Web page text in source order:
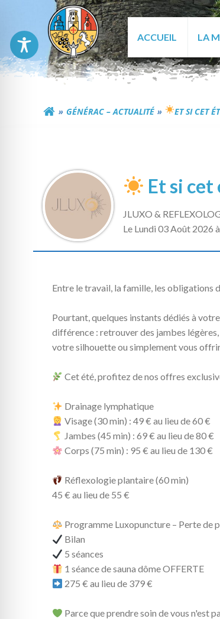
contenu
Commune de
ACCUEIL LA
GÉNÉRAC – ACTUALITÉ ET SI CET
Et si cet
JLUXO &
Le Lundi 03 Août 2026
Entre le travail, la famille, les obligations
Pourtant, quelques instants dédiés à
différence : retrouver des jambes
votre silhouette ou simplement vous
Cet été, profitez de nos offres
Drainage lymphatique
Visage (30 min) : 49 € au lieu de 60 €
Jambes (45 min) : 69 € au lieu de 80 €
Corps (75 min) : 95 € au lieu de 130 €
Réflexologie plantaire (60 min)
45 € au lieu de 55 €
Programme Luxopuncture – Perte de
Bilan
5 séances
1 séance de sauna dôme OFFERTE
275 € au lieu de 379 €
Parce que prendre soin de vous n'est